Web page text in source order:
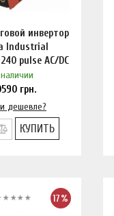
инвертор
Industrial
pulse AC/DC
грн.
дешевле?
КУПИТЬ
17%